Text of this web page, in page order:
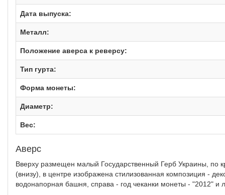
Дата выпуска:
Металл:
Положение аверса к реверсу:
Тип гурта:
Форма монеты:
Диаметр:
Вес:
Аверс
Вверху размещен малый Государственный Герб Украины,
(внизу), в центре изображена стилизованная композиция -
водонапорная башня, справа - год чеканки монеты - "2012" и